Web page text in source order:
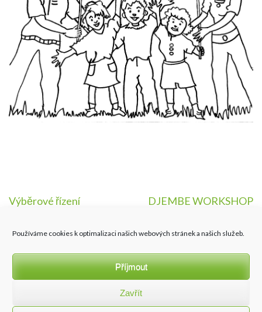
Používáme cookies k optimalizaci našich webových stránek a našich služeb.
Příjmout
Zavřít
Navigace
pro
příspěvek
Výběrové řízení DJEMBE WORKSHOP